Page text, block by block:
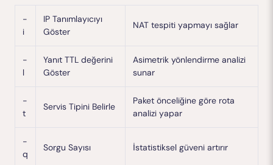
-
i
IP Tanımlayıcıyı
Göster
NAT tespiti yapmayı sağlar
-
l
Yanıt TTL değerini
Göster
Asimetrik yönlendirme analizi
sunar
-
t
Servis Tipini Belirle
Paket önceliğine göre rota
analizi yapar
-
q
Sorgu Sayısı İstatistiksel güveni artırır